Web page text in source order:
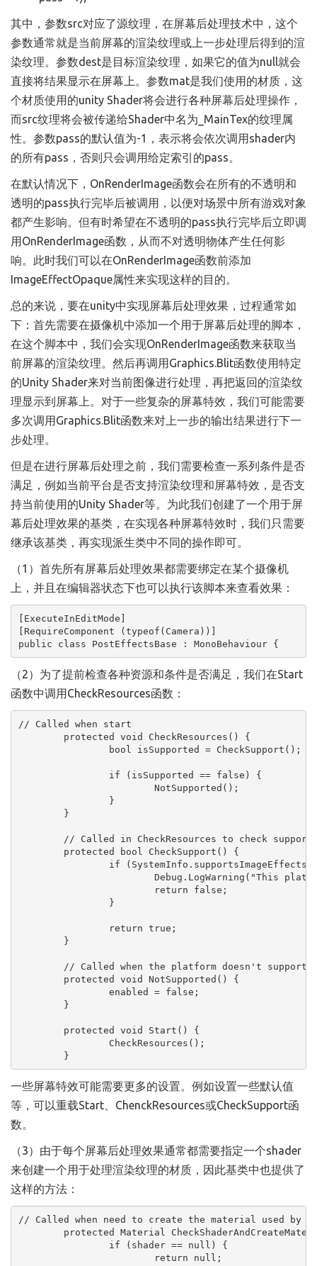
其中，参数src对应了源纹理，在屏幕后处理技术中，这个
参数通常就是当前屏幕的渲染纹理或上一步处理后得到的渲
染纹理。参数dest是目标渲染纹理，如果它的值为null就会
直接将结果显示在屏幕上。参数mat是我们使用的材质，这
个材质使用的unity Shader将会进行各种屏幕后处理操作，
而src纹理将会被传递给Shader中名为_MainTex的纹理属
性。参数pass的默认值为-1，表示将会依次调用shader内
的所有pass，否则只会调用给定索引的pass。
在默认情况下，OnRenderImage函数会在所有的不透明和
透明的pass执行完毕后被调用，以便对场景中所有游戏对象
都产生影响。但有时希望在不透明的pass执行完毕后立即调
用OnRenderImage函数，从而不对透明物体产生任何影
响。此时我们可以在OnRenderImage函数前添加
ImageEffectOpaque属性来实现这样的目的。
总的来说，要在unity中实现屏幕后处理效果，过程通常如
下：首先需要在摄像机中添加一个用于屏幕后处理的脚本，
在这个脚本中，我们会实现OnRenderImage函数来获取当
前屏幕的渲染纹理。然后再调用Graphics.Blit函数使用特定
的Unity Shader来对当前图像进行处理，再把返回的渲染纹
理显示到屏幕上。对于一些复杂的屏幕特效，我们可能需要
多次调用Graphics.Blit函数来对上一步的输出结果进行下一
步处理。
但是在进行屏幕后处理之前，我们需要检查一系列条件是否
满足，例如当前平台是否支持渲染纹理和屏幕特效，是否支
持当前使用的Unity Shader等。为此我们创建了一个用于屏
幕后处理效果的基类，在实现各种屏幕特效时，我们只需要
继承该基类，再实现派生类中不同的操作即可。
（1）首先所有屏幕后处理效果都需要绑定在某个摄像机
上，并且在编辑器状态下也可以执行该脚本来查看效果：
[ExecuteInEditMode]
[RequireComponent (typeof(Camera))]
public class PostEffectsBase : MonoBehaviour {
（2）为了提前检查各种资源和条件是否满足，我们在Start
函数中调用CheckResources函数：
// Called when start
	}
一些屏幕特效可能需要更多的设置。例如设置一些默认值
等，可以重载Start、ChenckResources或CheckSupport函
数。
（3）由于每个屏幕后处理效果通常都需要指定一个shader
来创建一个用于处理渲染纹理的材质，因此基类中也提供了
这样的方法：
// Called when need to create the material used by